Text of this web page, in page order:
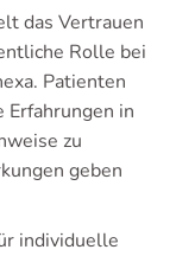
das Vertrauen
Rolle bei
Patienten
Erfahrungen in
zu
geben
individuelle